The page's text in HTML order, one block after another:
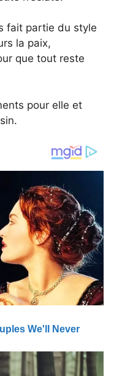
fait partie du style
la paix,
que tout reste
pour elle et